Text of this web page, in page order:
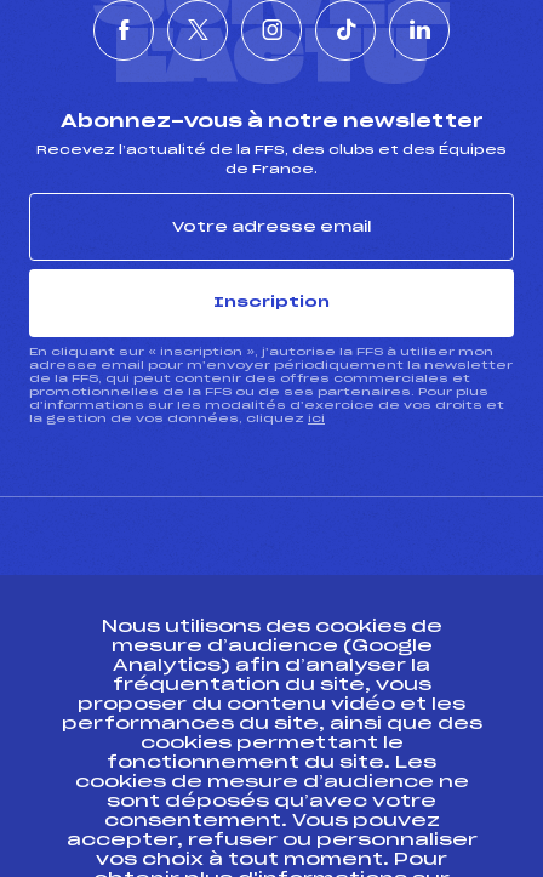
L'ACTU
Abonnez-vous à notre newsletter
Recevez l’actualité de la FFS, des clubs et des Équipes
de France.
Inscription
En cliquant sur « inscription », j’autorise la FFS à utiliser mon
adresse email pour m’envoyer périodiquement la newsletter
de la FFS, qui peut contenir des offres commerciales et
promotionnelles de la FFS ou de ses partenaires. Pour plus
d’informations sur les modalités d’exercice de vos droits et
la gestion de vos données, cliquez ici
Ressources
Pass’Neige
Projet sportif fédéral
Projet de performance fédéral
Antidopage
Pôle Développement, Formation, Suivi
Scientifique
Nous utilisons des cookies de
mesure d’audience (Google
Analytics) afin d’analyser la
fréquentation du site, vous
proposer du contenu vidéo et les
performances du site, ainsi que des
cookies permettant le
fonctionnement du site. Les
cookies de mesure d’audience ne
sont déposés qu’avec votre
consentement. Vous pouvez
accepter, refuser ou personnaliser
vos choix à tout moment. Pour